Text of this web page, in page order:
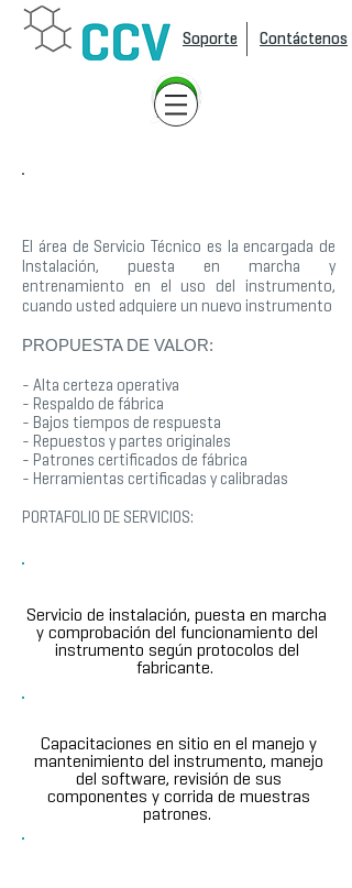
Contáctenos
Soporte
El área de Servicio Técnico es la encargada de
Instalación, puesta en marcha y
entrenamiento en el uso del instrumento,
cuando usted adquiere un nuevo instrumento
PROPUESTA DE VALOR:
- Alta certeza operativa
- Respaldo de fábrica
- Bajos tiempos de respuesta
- Repuestos y partes originales
- Patrones certificados de fábrica
- Herramientas certificadas y calibradas
PORTAFOLIO DE SERVICIOS:
Servicio de instalación, puesta en marcha
y comprobación del funcionamiento del
instrumento según protocolos del
fabricante.
Capacitaciones en sitio en el manejo y
mantenimiento del instrumento, manejo
del software, revisión de sus
componentes y corrida de muestras
patrones.